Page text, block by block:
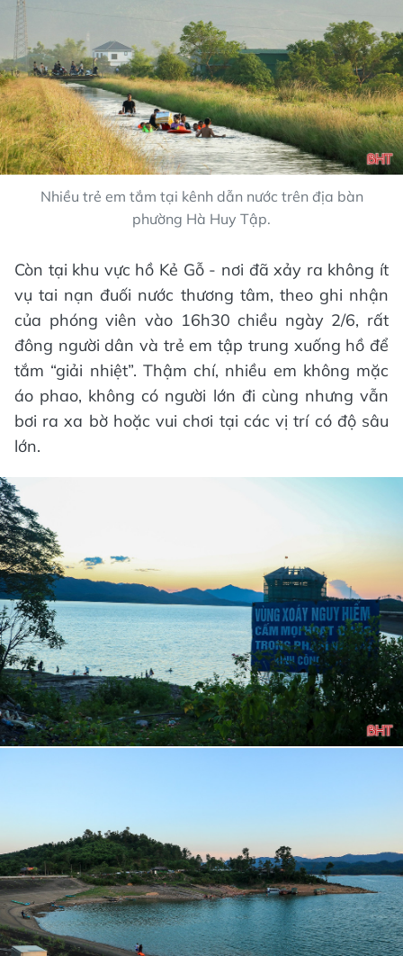
Nhiều trẻ em tắm tại kênh dẫn nước trên địa bàn
phường Hà Huy Tập.
Còn tại khu vực hồ Kẻ Gỗ - nơi đã xảy ra không ít
vụ tai nạn đuối nước thương tâm, theo ghi nhận
của phóng viên vào 16h30 chiều ngày 2/6, rất
đông người dân và trẻ em tập trung xuống hồ để
tắm “giải nhiệt”. Thậm chí, nhiều em không mặc
áo phao, không có người lớn đi cùng nhưng vẫn
bơi ra xa bờ hoặc vui chơi tại các vị trí có độ sâu
lớn.